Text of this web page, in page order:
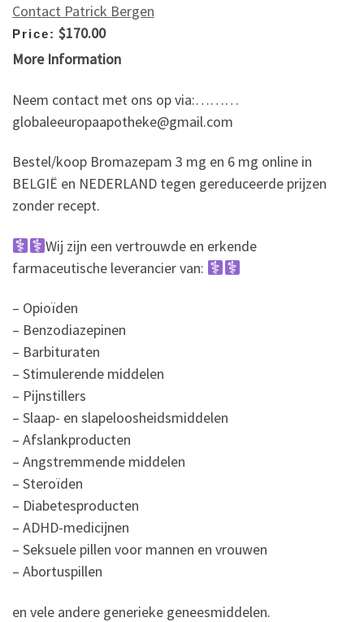
Contact Patrick Bergen
Price: $170.00
More Information
Neem contact met ons op via:………
globaleeuropaapotheke@gmail.com
Bestel/koop Bromazepam 3 mg en 6 mg online in
BELGIË en NEDERLAND tegen gereduceerde prijzen
zonder recept.
Wij zijn een vertrouwde en erkende
farmaceutische leverancier van:
– Opioïden
– Benzodiazepinen
– Barbituraten
– Stimulerende middelen
– Pijnstillers
– Slaap- en slapeloosheidsmiddelen
– Afslankproducten
– Angstremmende middelen
– Steroïden
– Diabetesproducten
– ADHD-medicijnen
– Seksuele pillen voor mannen en vrouwen
– Abortuspillen
en vele andere generieke geneesmiddelen.